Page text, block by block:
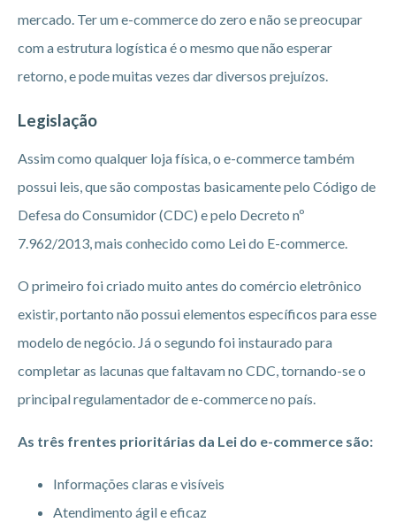
mercado. Ter um e-commerce do zero e não se preocupar
com a estrutura logística é o mesmo que não esperar
retorno, e pode muitas vezes dar diversos prejuízos.
Legislação
Assim como qualquer loja física, o e-commerce também
possui leis, que são compostas basicamente pelo Código de
Defesa do Consumidor (CDC) e pelo Decreto nº
7.962/2013, mais conhecido como Lei do E-commerce.
O primeiro foi criado muito antes do comércio eletrônico
existir, portanto não possui elementos específicos para esse
modelo de negócio. Já o segundo foi instaurado para
completar as lacunas que faltavam no CDC, tornando-se o
principal regulamentador de e-commerce no país.
As três frentes prioritárias da Lei do e-commerce são:
Informações claras e visíveis
Atendimento ágil e eficaz